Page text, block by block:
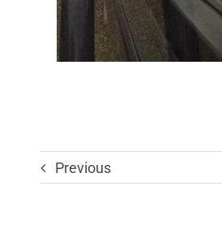
Previous